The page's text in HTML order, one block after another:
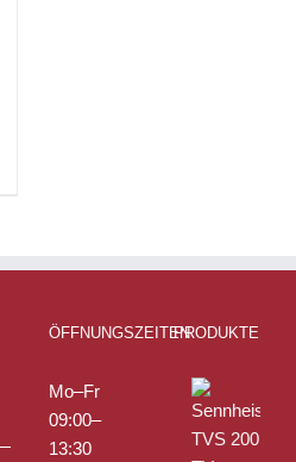
ÖFFNUNGSZEITEN
Mo–Fr
09:00–
13:30
PRODUKTE